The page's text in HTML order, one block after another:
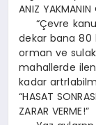
ANIZ YAKMANIN
“Çevre
dekar bana 80
orman ve
mahallerde
kadar
“HASAT
ZARAR VERME!”